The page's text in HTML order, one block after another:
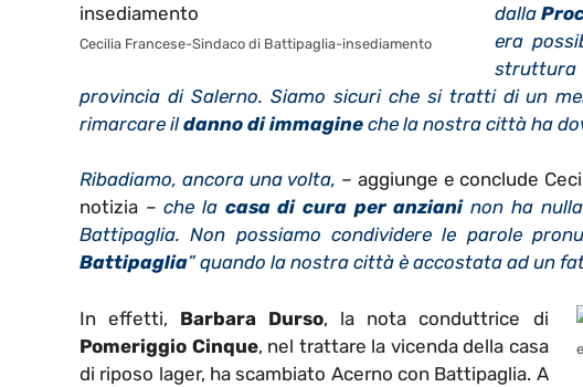
Cecilia Francese-Sindaco di Battipaglia-insediamento
dalla
era
provincia di Salerno. Siamo sicuri che si tratti di un
rimarcare ildanno di immagine che la nostra città ha
Ribadiamo, ancora una volta, – aggiunge e conclude
notizia –che la casa di cura per anzianinon ha
Battipaglia. Non possiamo condividere le parole
Battipaglia” quando la nostra città è accostata ad un
In effetti, Barbara Durso, la nota conduttrice di
Pomeriggio Cinque, nel trattare la vicenda della casa
di riposo lager, ha scambiato Acerno con Battipaglia. A